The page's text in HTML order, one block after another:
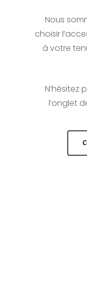
Nous
choisir
à votre
N’hésitez
l’onglet